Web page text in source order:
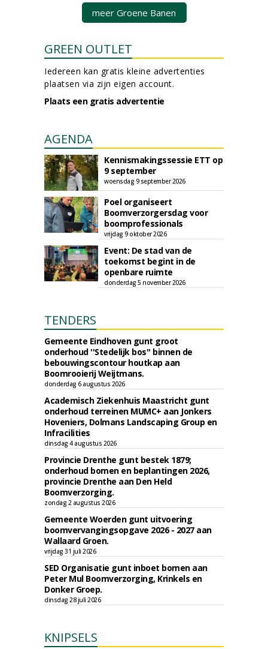
meer Groene Banen
GREEN OUTLET
Iedereen kan gratis kleine advertenties
plaatsen via zijn eigen account.
Plaats een gratis advertentie
AGENDA
Kennismakingssessie ETT op
9 september
woensdag 9 september 2026
Poel organiseert
Boomverzorgersdag voor
boomprofessionals
vrijdag 9 oktober 2026
Event: De stad van de
toekomst begint in de
openbare ruimte
donderdag 5 november 2026
TENDERS
Gemeente Eindhoven gunt groot
onderhoud ''Stedelijk bos'' binnen de
bebouwingscontour houtkap aan
Boomrooierij Weijtmans.
donderdag 6 augustus 2026
Academisch Ziekenhuis Maastricht gunt
onderhoud terreinen MUMC+ aan Jonkers
Hoveniers, Dolmans Landscaping Group en
Infracilities
dinsdag 4 augustus 2026
Provincie Drenthe gunt bestek 1879;
onderhoud bomen en beplantingen 2026,
provincie Drenthe aan Den Held
Boomverzorging.
zondag 2 augustus 2026
Gemeente Woerden gunt uitvoering
boomvervangingsopgave 2026 - 2027 aan
Wallaard Groen.
vrijdag 31 juli 2026
SED Organisatie gunt inboet bomen aan
Peter Mul Boomverzorging, Krinkels en
Donker Groep.
dinsdag 28 juli 2026
KNIPSELS